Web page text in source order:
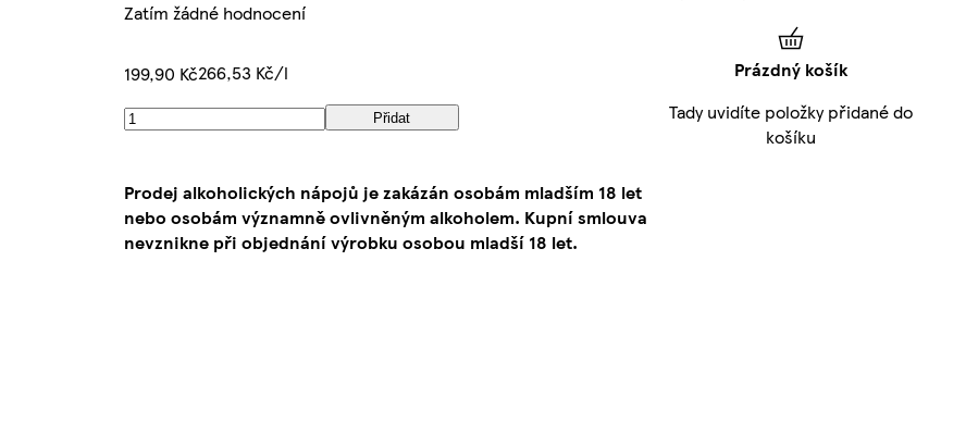
Zatím žádné hodnocení
199,90 Kč266,53 Kč/l
Přidat
Prodej alkoholických nápojů je zakázán osobám mladším 18 let
nebo osobám významně ovlivněným alkoholem. Kupní smlouva
nevznikne při objednání výrobku osobou mladší 18 let.
Prázdný košík
Tady uvidíte položky přidané do
košíku